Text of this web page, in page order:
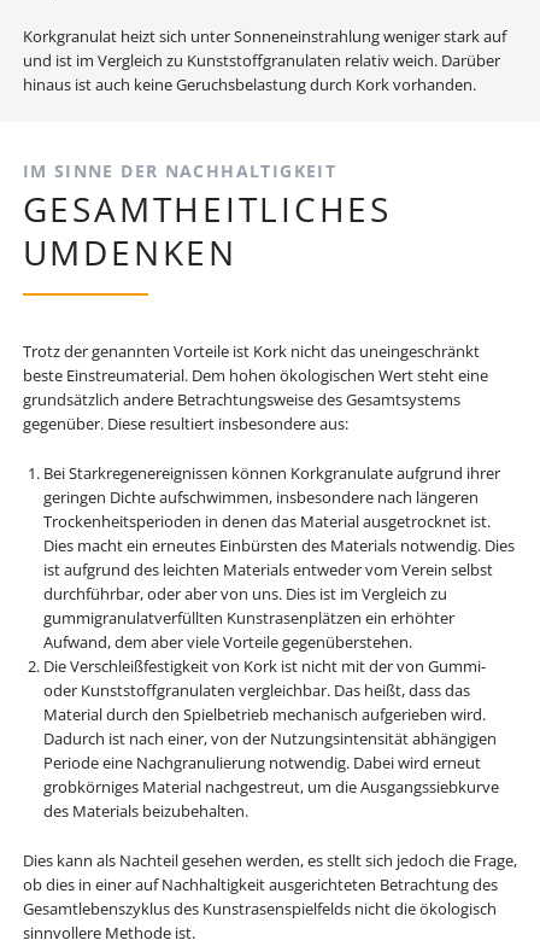
Korkgranulat heizt sich unter Sonneneinstrahlung weniger stark auf
und ist im Vergleich zu Kunststoffgranulaten relativ weich. Darüber
hinaus ist auch keine Geruchsbelastung durch Kork vorhanden.
IM SINNE DER NACHHALTIGKEIT
GESAMTHEITLICHES
UMDENKEN
Trotz der genannten Vorteile ist Kork nicht das uneingeschränkt
beste Einstreumaterial. Dem hohen ökologischen Wert steht eine
grundsätzlich andere Betrachtungsweise des Gesamtsystems
gegenüber. Diese resultiert insbesondere aus:
Bei Starkregenereignissen können Korkgranulate aufgrund ihrer
geringen Dichte aufschwimmen, insbesondere nach längeren
Trockenheitsperioden in denen das Material ausgetrocknet ist.
Dies macht ein erneutes Einbürsten des Materials notwendig. Dies
ist aufgrund des leichten Materials entweder vom Verein selbst
durchführbar, oder aber von uns. Dies ist im Vergleich zu
gummigranulatverfüllten Kunstrasenplätzen ein erhöhter
Aufwand, dem aber viele Vorteile gegenüberstehen.
Die Verschleißfestigkeit von Kork ist nicht mit der von Gummi-
oder Kunststoffgranulaten vergleichbar. Das heißt, dass das
Material durch den Spielbetrieb mechanisch aufgerieben wird.
Dadurch ist nach einer, von der Nutzungsintensität abhängigen
Periode eine Nachgranulierung notwendig. Dabei wird erneut
grobkörniges Material nachgestreut, um die Ausgangssiebkurve
des Materials beizubehalten.
Dies kann als Nachteil gesehen werden, es stellt sich jedoch die Frage,
ob dies in einer auf Nachhaltigkeit ausgerichteten Betrachtung des
Gesamtlebenszyklus des Kunstrasenspielfelds nicht die ökologisch
sinnvollere Methode ist.